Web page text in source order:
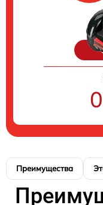
Преимущества